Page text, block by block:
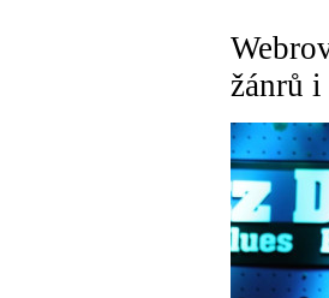
žánrů